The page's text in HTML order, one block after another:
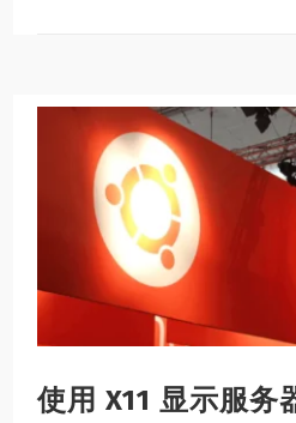
使用 X11 显示服务